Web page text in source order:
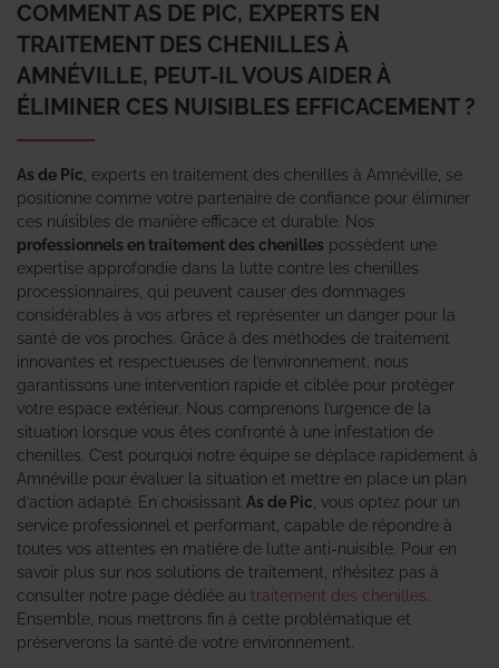
COMMENT AS DE PIC, EXPERTS EN
TRAITEMENT DES CHENILLES À
AMNÉVILLE, PEUT-IL VOUS AIDER À
ÉLIMINER CES NUISIBLES EFFICACEMENT ?
As de Pic , experts en traitement des chenilles à Amnéville, se
positionne comme votre partenaire de confiance pour éliminer
ces nuisibles de manière efficace et durable. Nos
professionnels en traitement des chenilles possèdent une
expertise approfondie dans la lutte contre les chenilles
processionnaires, qui peuvent causer des dommages
considérables à vos arbres et représenter un danger pour la
santé de vos proches. Grâce à des méthodes de traitement
innovantes et respectueuses de l’environnement, nous
garantissons une intervention rapide et ciblée pour protéger
votre espace extérieur. Nous comprenons l’urgence de la
situation lorsque vous êtes confronté à une infestation de
chenilles. C’est pourquoi notre équipe se déplace rapidement à
Amnéville pour évaluer la situation et mettre en place un plan
d’action adapté. En choisissant As de Pic , vous optez pour un
service professionnel et performant, capable de répondre à
toutes vos attentes en matière de lutte anti-nuisible. Pour en
savoir plus sur nos solutions de traitement, n’hésitez pas à
consulter notre page dédiée au traitement des chenilles
Ensemble, nous mettrons fin à cette problématique et
préserverons la santé de votre environnement.